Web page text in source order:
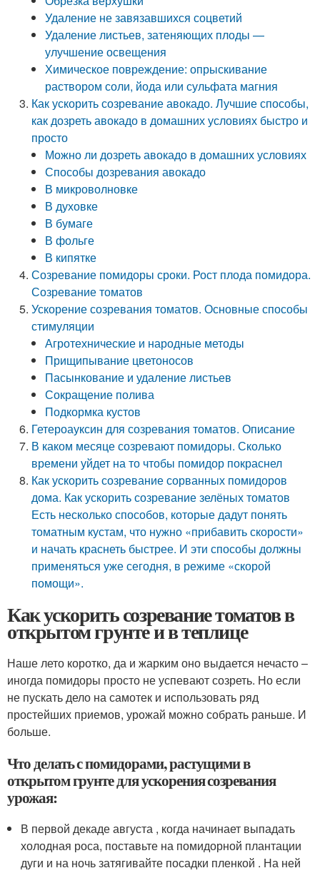
Удаление не завязавшихся соцветий
Удаление листьев, затеняющих плоды —
улучшение освещения
Химическое повреждение: опрыскивание
раствором соли, йода или сульфата магния
Как ускорить созревание авокадо. Лучшие способы,
как дозреть авокадо в домашних условиях быстро и
просто
Можно ли дозреть авокадо в домашних условиях
Способы дозревания авокадо
В микроволновке
В духовке
В бумаге
В фольге
В кипятке
Созревание помидоры сроки. Рост плода помидора.
Созревание томатов
Ускорение созревания томатов. Основные способы
стимуляции
Агротехнические и народные методы
Прищипывание цветоносов
Пасынкование и удаление листьев
Сокращение полива
Подкормка кустов
Гетероауксин для созревания томатов. Описание
В каком месяце созревают помидоры. Сколько
времени уйдет на то чтобы помидор покраснел
Как ускорить созревание сорванных помидоров
дома. Как ускорить созревание зелёных томатов
Есть несколько способов, которые дадут понять
томатным кустам, что нужно «прибавить скорости»
и начать краснеть быстрее. И эти способы должны
применяться уже сегодня, в режиме «скорой
помощи».
Как ускорить созревание томатов в
открытом грунте и в теплице
Наше лето коротко, да и жарким оно выдается нечасто –
иногда помидоры просто не успевают созреть. Но если
не пускать дело на самотек и использовать ряд
простейших приемов, урожай можно собрать раньше. И
больше.
Что делать с помидорами, растущими в
открытом грунте для ускорения созревания
урожая:
В первой декаде августа , когда начинает выпадать
холодная роса, поставьте на помидорной плантации
дуги и на ночь затягивайте посадки пленкой . На ней